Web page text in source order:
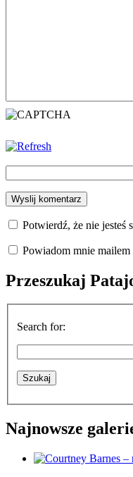
Potwierdź, że nie jesteś
Powiadom mnie
Przeszukaj
Search for:
Najnowsze